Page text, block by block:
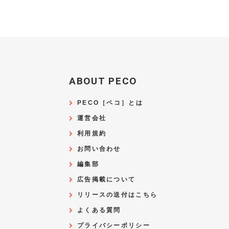
ABOUT PECO
PECO［ペコ］とは
運営会社
利用規約
お問い合わせ
編集部
広告掲載について
リリースの送付はこちら
よくある質問
プライバシーポリシー